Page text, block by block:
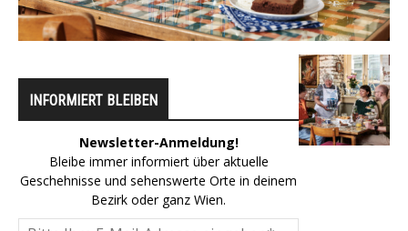
INFORMIERT BLEIBEN
Newsletter-Anmeldung!
Bleibe immer informiert über aktuelle
Geschehnisse und sehenswerte Orte in deinem
Bezirk oder ganz Wien.